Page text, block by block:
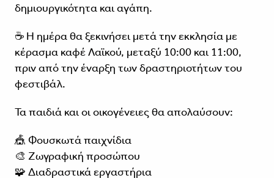
δημιουργικότητα και αγάπη.
☕ Η ημέρα θα ξεκινήσει μετά την εκκλησία με
κέρασμα καφέ Λαϊκού, μεταξύ 10:00 και 11:00,
πριν από την έναρξη των δραστηριοτήτων του
φεστιβάλ.
Τα παιδιά και οι οικογένειες θα απολαύσουν:
🎪 Φουσκωτά παιχνίδια
🎨 Ζωγραφική προσώπου
🧩 Διαδραστικά εργαστήρια